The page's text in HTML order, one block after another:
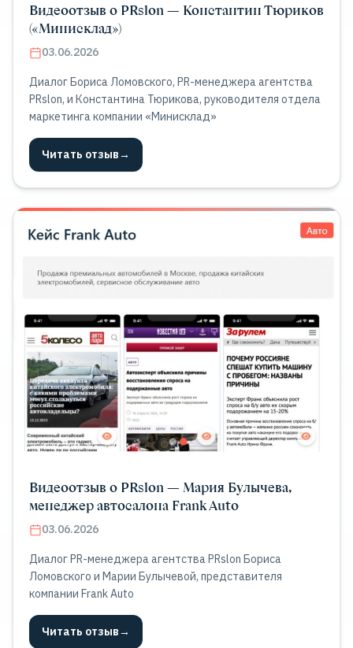
Видеоотзыв о PRslon — Константин Тюриков
(«Минисклад»)
03.06.2026
Диалог Бориса Ломовского, PR-менеджера агентства
PRslon, и Константина Тюрикова, руководителя отдела
маркетинга компании «Минисклад»
Читать отзыв→
Видеоотзыв о PRslon — Мария Булычева,
менеджер автосалона Frank Auto
03.06.2026
Диалог PR-менеджера агентства PRslon Бориса
Ломовского и Марии Булычевой, представителя
компании Frank Auto
Читать отзыв→